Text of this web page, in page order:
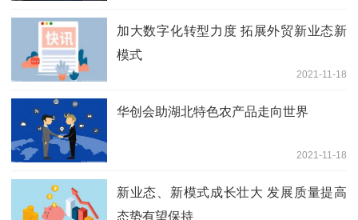
加大数字化转型力度 拓展外贸新业态新
模式
2021-11-18
华创会助湖北特色农产品走向世界
2021-11-18
新业态、新模式成长壮大 发展质量提高
态势有望保持